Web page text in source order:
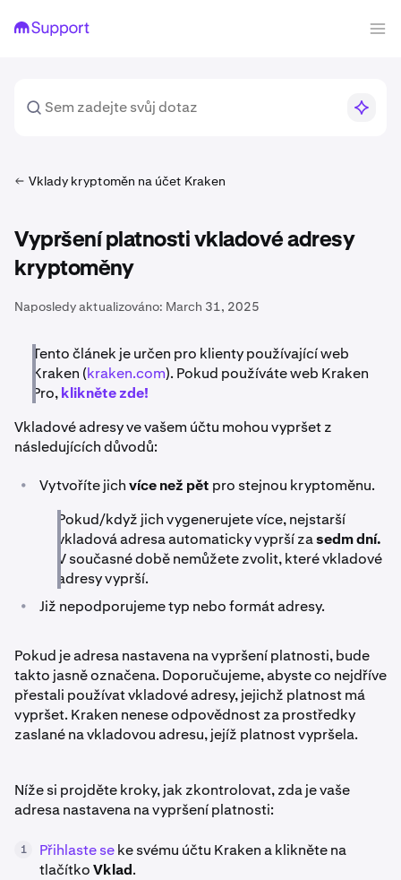
Vklady kryptoměn na účet Kraken
Vypršení platnosti vkladové adresy
kryptoměny
Naposledy aktualizováno: March 31, 2025
Tento článek je určen pro klienty používající web
Kraken (kraken.com). Pokud používáte web Kraken
Pro,klikněte zde!
Vkladové adresy ve vašem účtu mohou vypršet z
následujících důvodů:
• Vytvoříte jichvíce než pět pro stejnou kryptoměnu.
Pokud/když jich vygenerujete více, nejstarší
vkladová adresa automaticky vyprší zasedm dní.
V současné době nemůžete zvolit, které vkladové
adresy vyprší.
• Již nepodporujeme typ nebo formát adresy.
Pokud je adresa nastavena na vypršení platnosti, bude
takto jasně označena. Doporučujeme, abyste co nejdříve
přestali používat vkladové adresy, jejichž platnost má
vypršet. Kraken nenese odpovědnost za prostředky
zaslané na vkladovou adresu, jejíž platnost vypršela.
Níže si projděte kroky, jak zkontrolovat, zda je vaše
adresa nastavena na vypršení platnosti:
1 Přihlaste seke svému účtu Kraken a klikněte na
tlačítkoVklad.